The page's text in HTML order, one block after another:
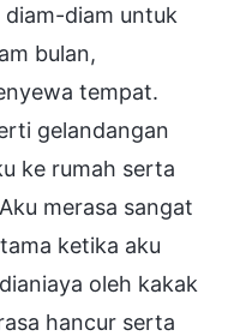
diam-diam untuk
bulan,
tempat.
gelandangan
ke rumah serta
merasa sangat
ketika aku
oleh kakak
hancur serta